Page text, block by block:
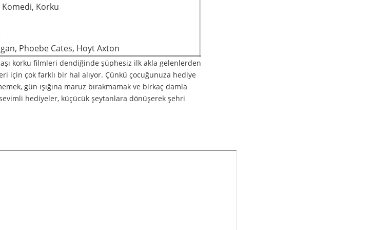
Komedi, Korku
Phoebe Cates, Hoyt Axton
korku filmleri dendiğinde şüphesiz ilk akla gelenlerden
için çok farklı bir hal alıyor. Çünkü çocuğunuza hediye
gün ışığına maruz bırakmamak ve birkaç damla
hediyeler, küçücük şeytanlara dönüşerek şehri